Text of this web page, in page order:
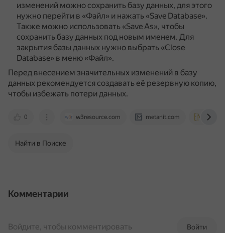
изменений можно сохранить базу данных, для этого
нужно перейти в «Файл» и нажать «Save Database».
Также можно использовать «Save As», чтобы
сохранить базу данных под новым именем. Для
закрытия базы данных нужно выбрать «Close
Database» в меню «Файл».
Перед внесением значительных изменений в базу
данных рекомендуется создавать её резервную копию,
чтобы избежать потери данных.
0 w3resource.com metanit.com
Найти в Поиске
Комментарии
Войти
Войдите, чтобы комментировать